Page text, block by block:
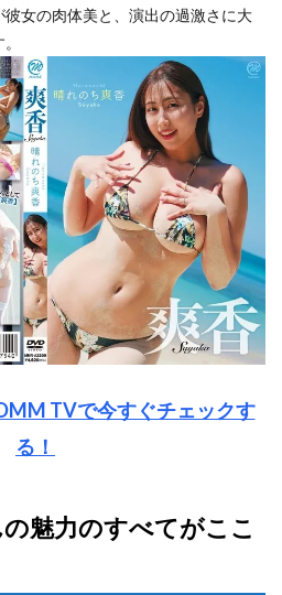
女の肉体美と、演出の過激さに大
TVで今すぐチェックす
る！
魅力のすべてがここ